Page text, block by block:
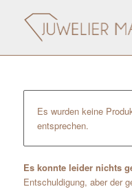
Es wurden keine
entsprechen.
Es konnte leider nichts
Entschuldigung, aber der